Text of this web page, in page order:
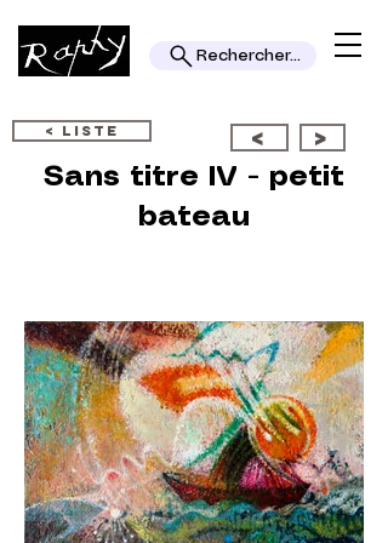
Rechercher...
< LISTE < >
Sans titre IV - petit
bateau